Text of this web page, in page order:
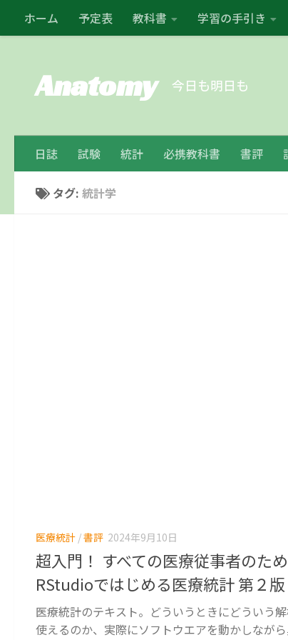
コンテンツの下
ホーム 予定表 教科書 学習の手引き
Anatomy 今日も明日も
日誌 試験 統計 必携教科書 書評
タグ: 統計学
医療統計 /書評 2024年9月10日
超入門！ すべての医療従事者のた
RStudioではじめる医療統計 第２版
医療統計のテキスト。どういうときにどういう
使えるのか、実際にソフトウエアを動かしなが